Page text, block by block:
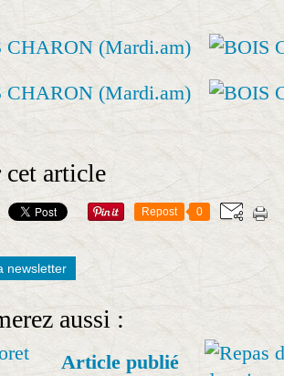
cet article
Repost 0
newsletter
aussi :
Article publié